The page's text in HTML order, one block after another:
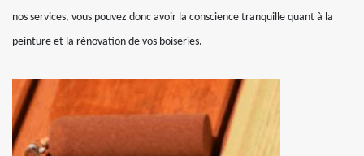
nos services, vous pouvez donc avoir la conscience tranquille quant à la
peinture et la rénovation de vos boiseries.